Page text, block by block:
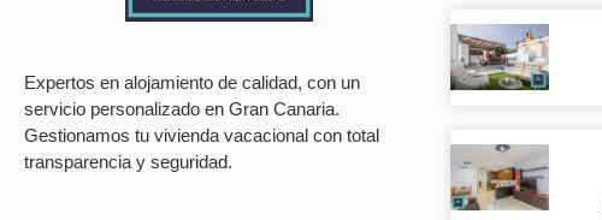
Expertos en alojamiento de calidad, con un
servicio personalizado en Gran Canaria.
Gestionamos tu vivienda vacacional con total
transparencia y seguridad.